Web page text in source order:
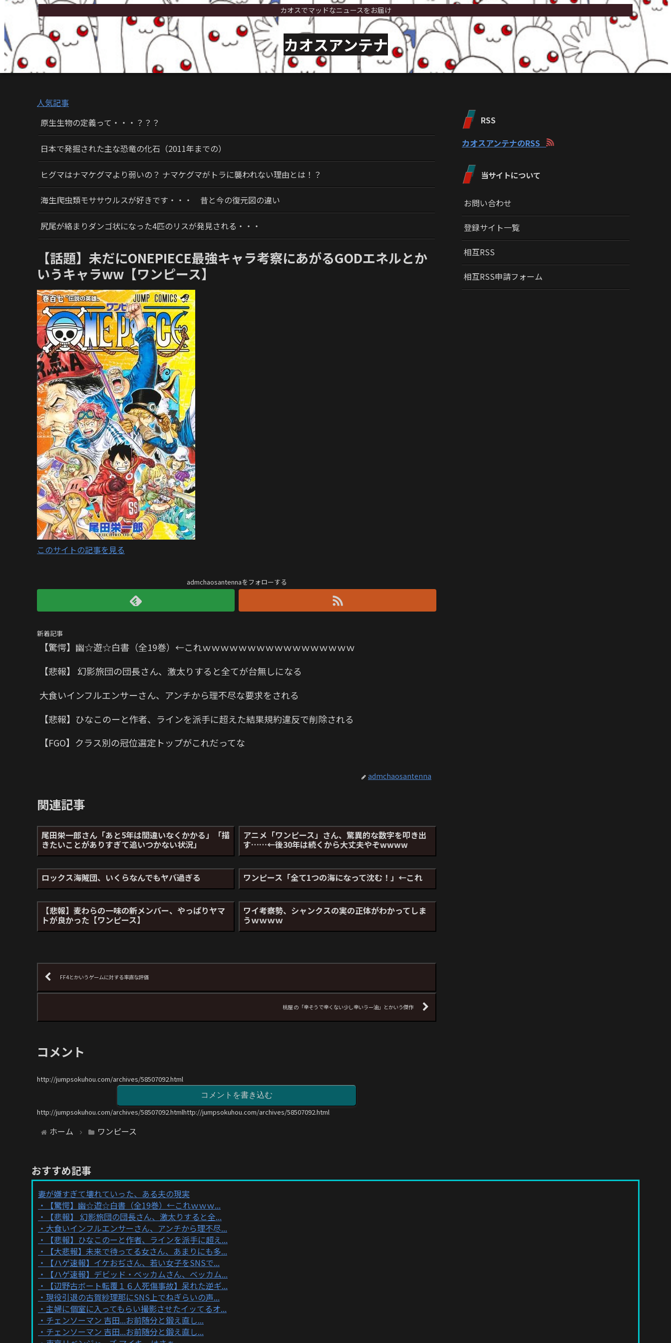
カオスでマッドなニュースをお届け
カオスアンテナ
人気記事
原生生物の定義って・・・？？？
日本で発掘された主な恐竜の化石（2011年までの）
ヒグマはナマケグマより弱いの？ ナマケグマがトラに襲われない理由とは！？
海生爬虫類モササウルスが好きです・・・ 昔と今の復元図の違い
尻尾が絡まりダンゴ状になった4匹のリスが発見される・・・
【話題】未だにONEPIECE最強キャラ考察にあがるGODエネルとか
いうキャラww【ワンピース】
このサイトの記事を見る
admchaosantennaをフォローする
新着記事
【驚愕】幽☆遊☆白書（全19巻）←これｗｗｗｗｗｗｗｗｗｗｗｗｗｗｗｗｗ
【悲報】 幻影旅団の団長さん、激太りすると全てが台無しになる
大食いインフルエンサーさん、アンチから理不尽な要求をされる
【悲報】ひなこのーと作者、ラインを派手に超えた結果規約違反で削除される
【FGO】クラス別の冠位選定トップがこれだってな
admchaosantenna
関連記事
尾田栄一郎さん「あと5年は間違いなくかかる」「描
きたいことがありすぎて追いつかない状況」
アニメ「ワンピース」さん、驚異的な数字を叩き出
す……←後30年は続くから大丈夫やぞwwww
ロックス海賊団、いくらなんでもヤバ過ぎる ワンピース「全て1つの海になって沈む！」←これ
【悲報】麦わらの一味の新メンバー、やっぱりヤマ
トが良かった【ワンピース】
ワイ考察勢、シャンクスの実の正体がわかってしま
うｗｗｗｗ
FF4とかいうゲームに対する率直な評価
桃屋 の「辛そうで辛くない少し辛いラー油」とかいう傑作
コメント
http://jumpsokuhou.com/archives/58507092.html
コメントを書き込む
http://jumpsokuhou.com/archives/58507092.htmlhttp://jumpsokuhou.com/archives/58507092.html
ホーム ワンピース
RSS
カオスアンテナのRSS
当サイトについて
お問い合わせ
登録サイト一覧
相互RSS
相互RSS申請フォーム
おすすめ記事
妻が嫌すぎて壊れていった、ある夫の現実
【驚愕】幽☆遊☆白書（全19巻）←これｗｗｗ...
【悲報】 幻影旅団の団長さん、激太りすると全...
大食いインフルエンサーさん、アンチから理不尽...
【悲報】ひなこのーと作者、ラインを派手に超え...
【大悲報】未来で待ってる女さん、あまりにも多...
【ハゲ速報】イケおぢさん、若い女子をSNSで...
【ハゲ速報】デビッド・ベッカムさん、ベッカム...
【辺野古ボート転覆１６人死傷事故】呆れた逆ギ...
現役引退の古賀紗理那にSNS上でねぎらいの声...
主婦に個室に入ってもらい撮影させたイッてるオ...
チェンソーマン 吉田...お前随分と鍛え直し...
チェンソーマン 吉田...お前随分と鍛え直し...